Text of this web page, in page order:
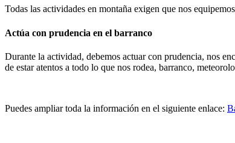
Todas las actividades en montaña exigen que nos
Actúa con prudencia en el barranco
Durante la actividad, debemos actuar con prudencia, nos
de estar atentos a todo lo que nos rodea, barranco,
Puedes ampliar toda la información en el siguiente enlace: